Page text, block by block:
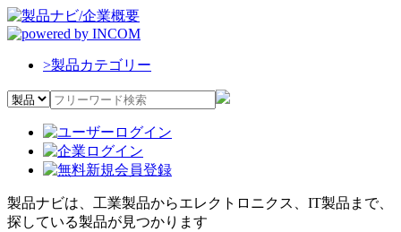
>製品カテゴリー
製品ナビは、工業製品からエレクトロニクス、IT製品まで、
探している製品が見つかります